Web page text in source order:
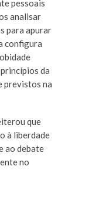
pessoais
analisar
para apurar
configura
da
previstos na
que
à liberdade
ao debate
no